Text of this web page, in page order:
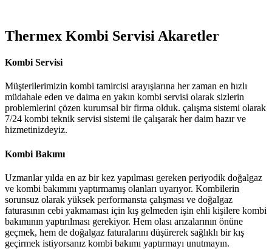
Thermex Kombi Servisi Akaretler
Kombi Servisi
Müşterilerimizin kombi tamircisi arayışlarına her zaman en hızlı
müdahale eden ve daima en yakın kombi servisi olarak sizlerin
problemlerini çözen kurumsal bir firma olduk. çalışma sistemi olarak
7/24 kombi teknik servisi sistemi ile çalışarak her daim hazır ve
hizmetinizdeyiz.
Kombi Bakımı
Uzmanlar yılda en az bir kez yapılması gereken periyodik doğalgaz
ve kombi bakımını yaptırmamış olanları uyarıyor. Kombilerin
sorunsuz olarak yüksek performansta çalışması ve doğalgaz
faturasının cebi yakmaması için kış gelmeden işin ehli kişilere kombi
bakımının yaptırılması gerekiyor. Hem olası arızalarının önüne
geçmek, hem de doğalgaz faturalarını düşürerek sağlıklı bir kış
geçirmek istiyorsanız kombi bakımı yaptırmayı unutmayın.